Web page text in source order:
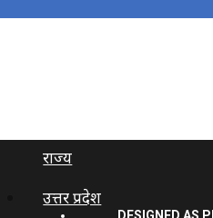
राज्य
उत्तर प्रदेश